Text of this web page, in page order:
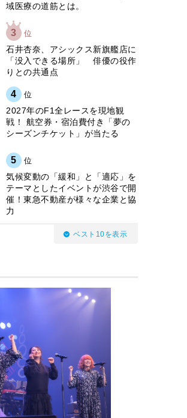
域医療の道筋とは。
3 位
石井杏奈、アシックス新旗艦店に
「没入できる場所」 俳優の役作
りとの共通点
4 位
2027年のF1全レースを現地観
戦！ 航空券・宿泊費付き「夢の
シーズンチケット」が当たる
5 位
気候変動の「緩和」と「適応」を
テーマとしたイベントが渋谷で開
催！東急不動産が様々な企業と協
力
ベスト10を表示